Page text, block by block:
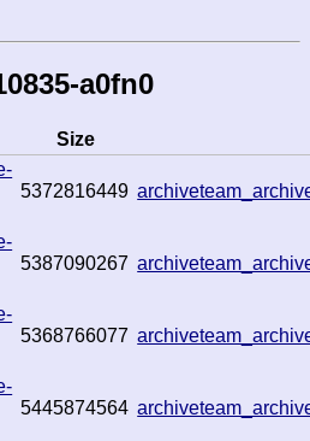
a0fn0
Size
5372816449
5387090267
5368766077
5445874564